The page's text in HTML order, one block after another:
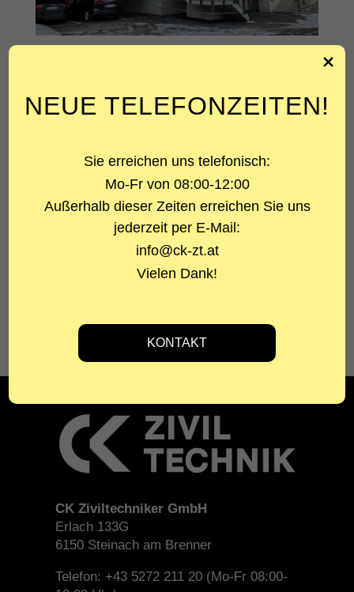
PROJEKTART
LEISTUNG
Verwaltungsgemeinschaft Sportstätten
Matrei, Mühlbachl und Pfons
CK Ziviltechniker GmbH
Erlach 133G
6150 Steinach am Brenner
Telefon: +43 5272 211 20 (Mo-Fr 08:00-
NEUE TELEFONZEITEN!
Sie erreichen uns telefonisch:
Mo-Fr von 08:00-12:00
Außerhalb dieser Zeiten erreichen Sie uns
jederzeit per E-Mail:
info@ck-zt.at
Vielen Dank!